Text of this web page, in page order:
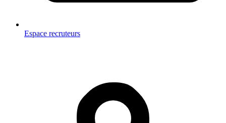
Espace recruteurs